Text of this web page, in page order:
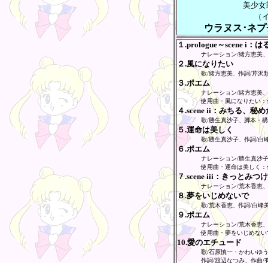
美少女
（
ウラヌス･ネ
１.prologue～scene i：は
ナレーション/緒方恵美
２.風になりたい
歌/緒方恵美、 作詞/芹沢
３.ポエム
ナレーション/緒方恵美
使用曲・風になりたい
４.scene ii：みちる、秘
歌/勝生真沙子、 脚本・
５.運命は美しく
歌/勝生真沙子、 作詞/白
６.ポエム
ナレーション/勝生真沙
使用曲・運命は美しく
７.scene iii：きっとみつ
ナレーション/荒木香恵
８.夢をいじめないで
歌/荒木香恵、 作詞/白峰
９.ポエム
ナレーション/荒木香恵
使用曲・夢をいじめな
10.愛のエチュード
歌/石原慎一・かわいゆ
作詞/渡辺なつみ、作曲/